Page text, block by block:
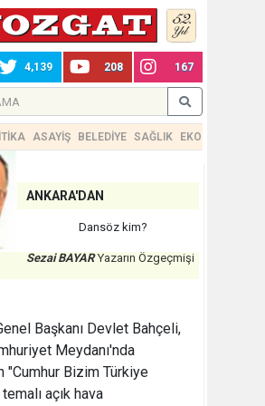
4,139 208 167
ASAYİŞ BELEDİYE SAĞLIK EKONOMİ
ANKARA'DAN
Dansöz kim?
Sezai BAYAR Yazarın Özgeçmişi
Başkanı Devlet Bahçeli,
Meydanı'nda
"Cumhur Bizim Türkiye
açık hava